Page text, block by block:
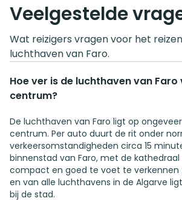
Veelgestelde
Wat reizigers vragen voor het
luchthaven van Faro.
Hoe ver is de luchthaven van Faro
centrum?
De luchthaven van Faro ligt op
centrum. Per auto duurt de rit onder
verkeersomstandigheden circa 15
binnenstad van Faro, met de kathedraal
compact en goed te voet te verkennen
en van alle luchthavens in de Algarve
bij de stad.